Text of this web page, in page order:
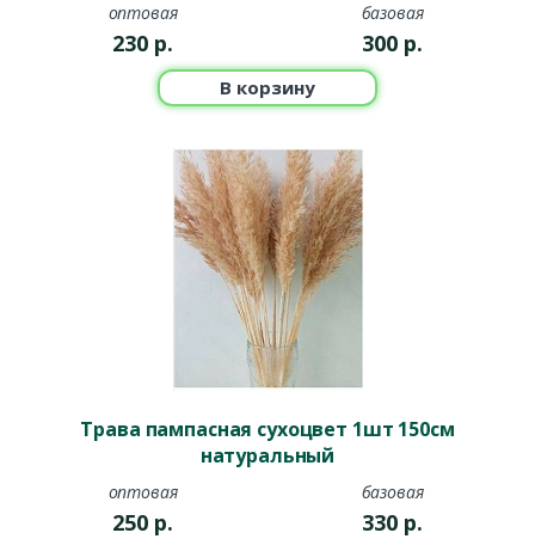
оптовая
230 р.
базовая
300 р.
В корзину
Трава пампасная сухоцвет 1шт 150см
натуральный
оптовая
250 р.
базовая
330 р.